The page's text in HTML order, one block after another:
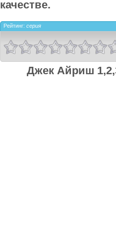
качестве.
Рейтинг: серия
Джек Айриш